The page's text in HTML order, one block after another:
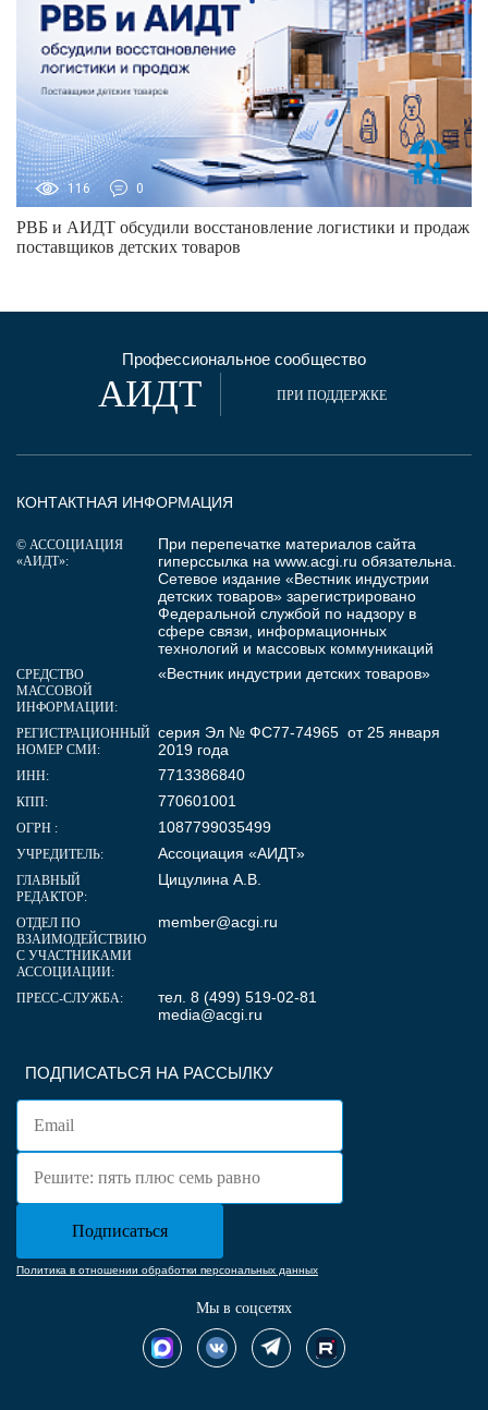
116 0
РВБ и АИДТ обсудили восстановление логистики и продаж
поставщиков детских товаров
Профессиональное сообщество
АИДТ ПРИ ПОДДЕРЖКЕ
ПОДПИСАТЬСЯ НА РАССЫЛКУ
Политика в отношении обработки персональных данных
Мы в соцсетях
КОНТАКТНАЯ ИНФОРМАЦИЯ
© АССОЦИАЦИЯ
«АИДТ»:
При перепечатке материалов сайта
гиперссылка на www.acgi.ru обязательна.
Сетевое издание «Вестник индустрии
детских товаров» зарегистрировано
Федеральной службой по надзору в
сфере связи, информационных
технологий и массовых коммуникаций
СРЕДСТВО
МАССОВОЙ
ИНФОРМАЦИИ:
«Вестник индустрии детских товаров»
РЕГИСТРАЦИОННЫЙ
НОМЕР СМИ:
серия Эл № ФС77-74965 от 25 января
2019 года
ИНН: 7713386840
КПП: 770601001
ОГРН : 1087799035499
УЧРЕДИТЕЛЬ: Ассоциация «АИДТ»
ГЛАВНЫЙ
РЕДАКТОР:
Цицулина А.В.
ОТДЕЛ ПО
ВЗАИМОДЕЙСТВИЮ
С УЧАСТНИКАМИ
АССОЦИАЦИИ:
member@acgi.ru
ПРЕСС-СЛУЖБА:
тел. 8 (499) 519-02-81
media@acgi.ru